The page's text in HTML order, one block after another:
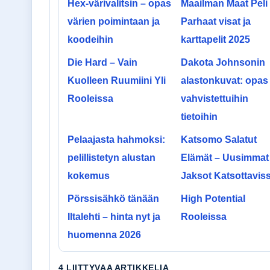
Hex-värivalitsin – opas
värien poimintaan ja
koodeihin
Maailman Maat Peli
Parhaat visat ja
karttapelit 2025
Die Hard – Vain
Kuolleen Ruumiini Yli
Rooleissa
Dakota Johnsonin
alastonkuvat: opas
vahvistettuihin
tietoihin
Pelaajasta hahmoksi:
pelillistetyn alustan
kokemus
Katsomo Salatut
Elämät – Uusimmat
Jaksot
Pörssisähkö tänään
Iltalehti – hinta nyt ja
huomenna 2026
High Potential
Rooleissa
4 LIITTYVAA ARTIKKELIA